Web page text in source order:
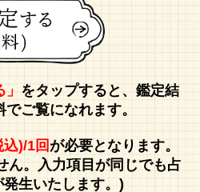
をタップすると、鑑定結
ご覧になれます。
)/1回 が必要となります。
ん。入力項目が同じでも占
発生いたします。)